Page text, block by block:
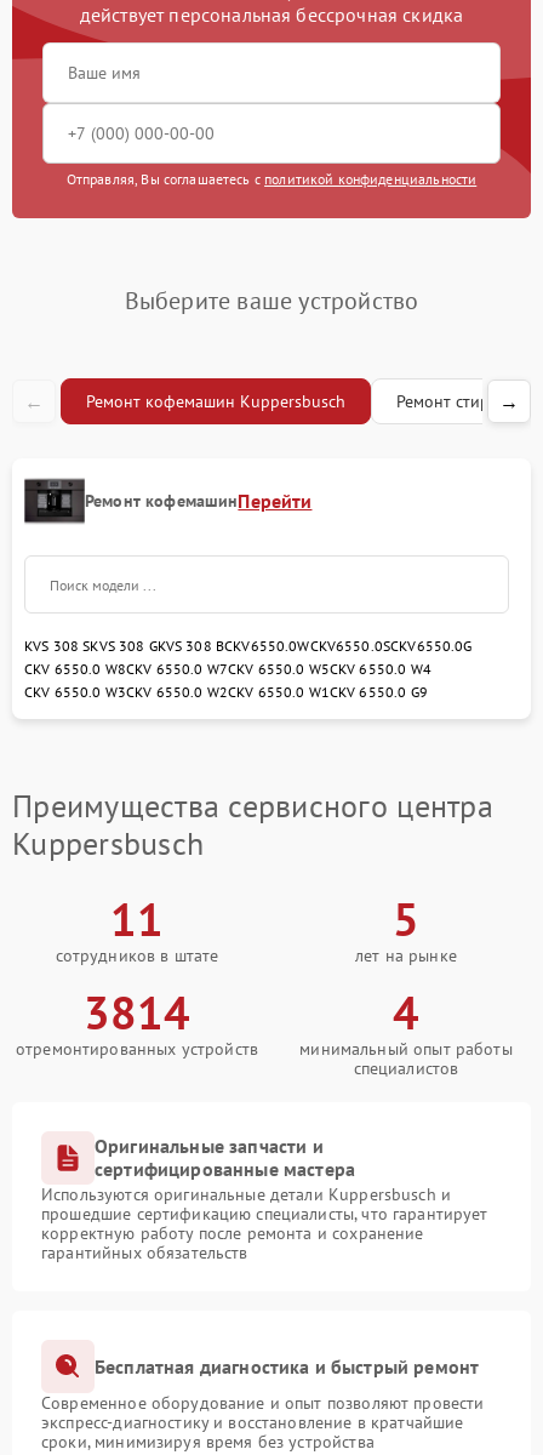
Замена жерновов 1200 рублей
Чистка жиклера 1000 рублей
действует персональная бессрочная скидка
Отправляя, Вы соглашаетесь с политикой конфиденциальности
Выберите ваше устройство
← Ремонт кофемашин Kuppersbusch Ремонт →
Ремонт кофемашинПерейти
KVS 308 SKVS 308 GKVS 308 BCKV6550.0WCKV6550.0SCKV6550.0G
CKV 6550.0 W8CKV 6550.0 W7CKV 6550.0 W5CKV 6550.0 W4
CKV 6550.0 W3CKV 6550.0 W2CKV 6550.0 W1CKV 6550.0 G9
Преимущества сервисного центра
Kuppersbusch
11
сотрудников в штате
5
лет на рынке
3814
отремонтированных устройств
4
минимальный опыт работы
специалистов
Оригинальные запчасти и
сертифицированные мастера
Используются оригинальные детали Kuppersbusch и
прошедшие сертификацию специалисты, что гарантирует
корректную работу после ремонта и сохранение
гарантийных обязательств
Бесплатная диагностика и быстрый ремонт
Современное оборудование и опыт позволяют провести
экспресс-диагностику и восстановление в кратчайшие
сроки, минимизируя время без устройства